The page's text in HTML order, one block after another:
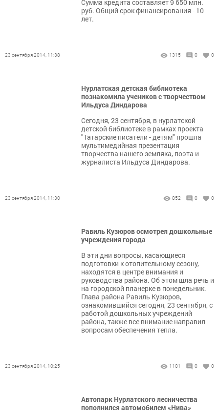
Сумма кредита составляет 9 650 млн.
руб. Общий срок финансирования - 10
лет.
23 сентября 2014, 11:38 1315 0 0
Нурлатская детская библиотека
познакомила учеников с творчеством
Ильдуса Диндарова
Сегодня, 23 сентября, в нурлатской
детской библиотеке в рамках проекта
"Татарские писатели - детям" прошла
мультимедийная презентация
творчества нашего земляка, поэта и
журналиста Ильдуса Диндарова.
23 сентября 2014, 11:30 852 0 0
Равиль Кузюров осмотрел дошкольные
учреждения города
В эти дни вопросы, касающиеся
подготовки к отопительному сезону,
находятся в центре внимания и
руководства района. Об этом шла речь и
на городской планерке в понедельник.
Глава района Равиль Кузюров,
ознакомившийся сегодня, 23 сентября, с
работой дошкольных учреждений
района, также все внимание направил
вопросам обеспечения тепла.
23 сентября 2014, 10:25 1101 0 0
Автопарк Нурлатского лесничества
пополнился автомобилем «Нива»